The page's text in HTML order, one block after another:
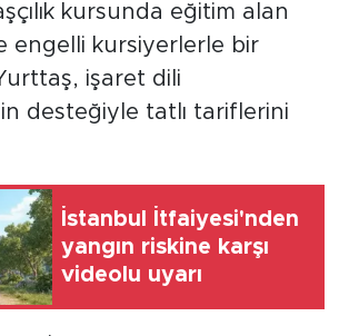
kursunda eğitim alan
engelli kursiyerlerle bir
işaret dili
desteğiyle tatlı tariflerini
İstanbul İtfaiyesi'nden
yangın riskine karşı
videolu uyarı